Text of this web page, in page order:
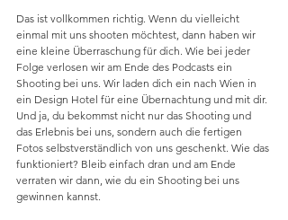
Das ist vollkommen richtig. Wenn du vielleicht
einmal mit uns shooten möchtest, dann haben wir
eine kleine Überraschung für dich. Wie bei jeder
Folge verlosen wir am Ende des Podcasts ein
Shooting bei uns. Wir laden dich ein nach Wien in
ein Design Hotel für eine Übernachtung und mit dir.
Und ja, du bekommst nicht nur das Shooting und
das Erlebnis bei uns, sondern auch die fertigen
Fotos selbstverständlich von uns geschenkt. Wie das
funktioniert? Bleib einfach dran und am Ende
verraten wir dann, wie du ein Shooting bei uns
gewinnen kannst.